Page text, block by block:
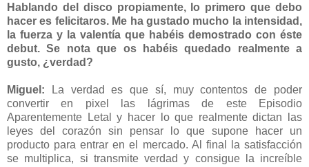
Hablando del disco propiamente, lo primero que debo
hacer es felicitaros. Me ha gustado mucho la intensidad,
la fuerza y la valentía que habéis demostrado con éste
debut. Se nota que os habéis quedado realmente a
gusto, ¿verdad?
Miguel:
La verdad es que sí, muy contentos de poder
convertir en pixel las lágrimas de este Episodio
Aparentemente Letal y hacer lo que realmente dictan las
leyes del corazón sin pensar lo que supone hacer un
producto para entrar en el mercado. Al final la satisfacción
se multiplica, si transmite verdad y consigue la increíble